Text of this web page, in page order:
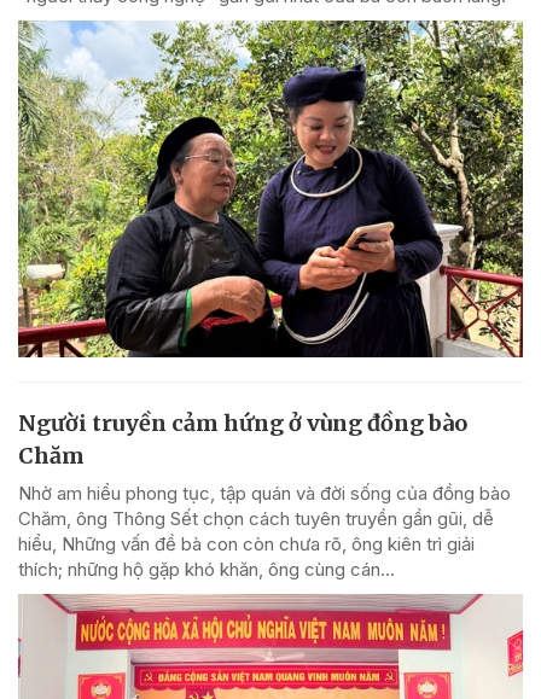
Người truyền cảm hứng ở vùng đồng bào
Chăm
Nhờ am hiểu phong tục, tập quán và đời sống của đồng bào
Chăm, ông Thông Sết chọn cách tuyên truyền gần gũi, dễ
hiểu, Những vấn đề bà con còn chưa rõ, ông kiên trì giải
thích; những hộ gặp khó khăn, ông cùng cán...